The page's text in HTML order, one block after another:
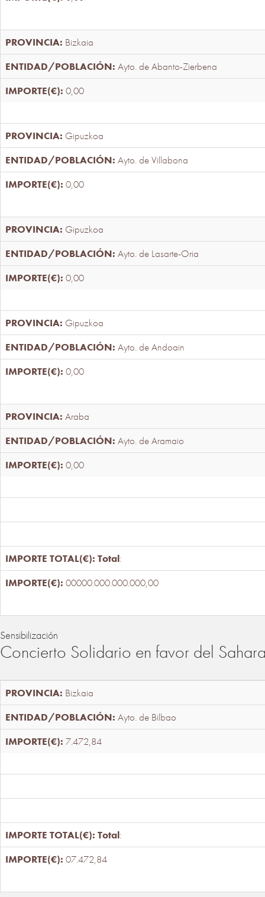
Bizkaia
Ayto. de Abanto-Zierbena
0,00
Gipuzkoa
Ayto. de Villabona
0,00
Gipuzkoa
Ayto. de Lasarte-Oria
0,00
Gipuzkoa
Ayto. de Andoain
0,00
Araba
Ayto. de Aramaio
0,00
Total:
00000.000.000.000,00
Sensibilización
Concierto Solidario en favor del
Bizkaia
Ayto. de Bilbao
7.472,84
Total:
07.472,84